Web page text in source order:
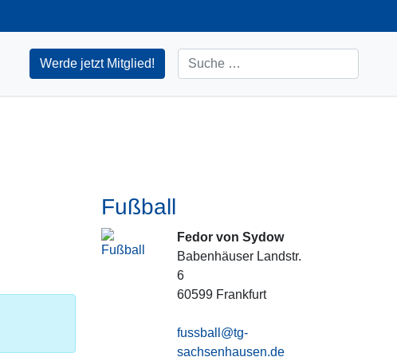
Werde jetzt Mitglied! Suchen
Fußball
Fedor von Sydow
Babenhäuser Landstr.
6
60599 Frankfurt
fussball@tg-
sachsenhausen.de